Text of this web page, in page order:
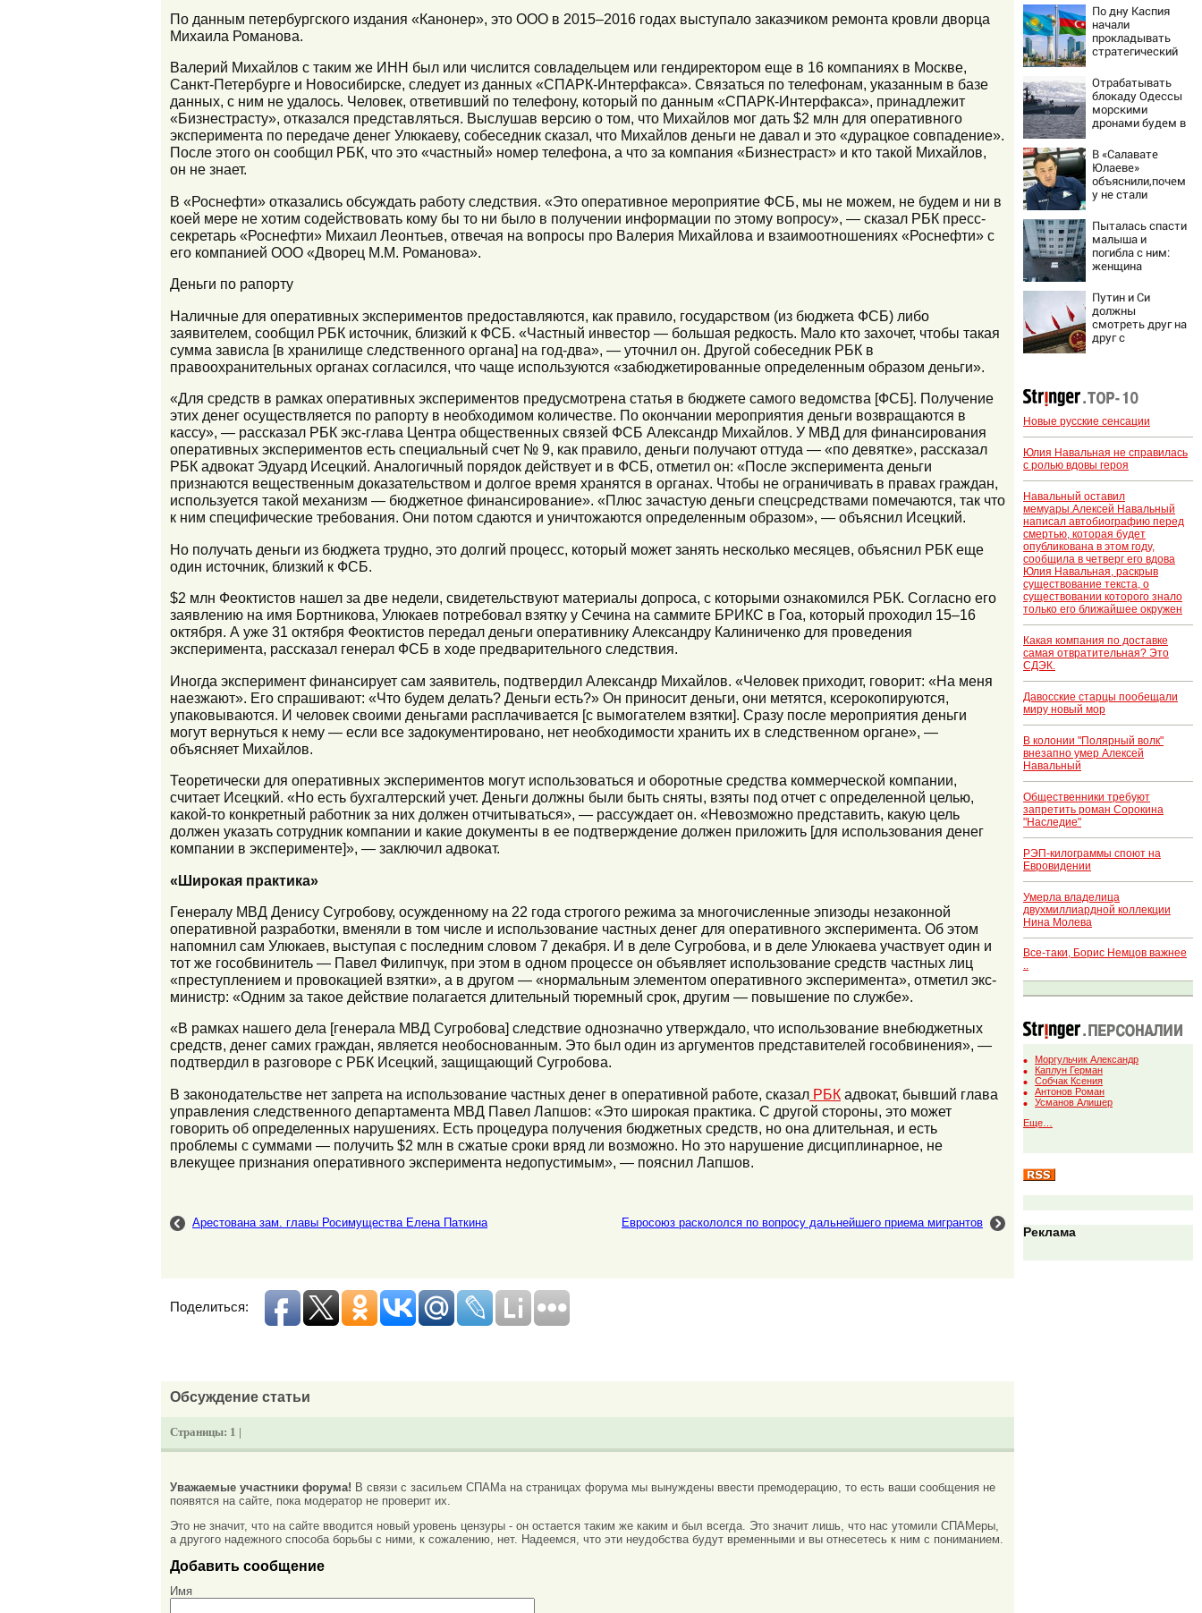
По данным петербургского издания «Канонер», это ООО в 2015–2016 годах выступало заказчиком ремонта кровли дворца
Михаила Романова.
Валерий Михайлов с таким же ИНН был или числится совладельцем или гендиректором еще в 16 компаниях в Москве,
Санкт-Петербурге и Новосибирске, следует из данных «СПАРК-Интерфакса». Связаться по телефонам, указанным в базе
данных, с ним не удалось. Человек, ответивший по телефону, который по данным «СПАРК-Интерфакса», принадлежит
«Бизнестрасту», отказался представляться. Выслушав версию о том, что Михайлов мог дать $2 млн для оперативного
эксперимента по передаче денег Улюкаеву, собеседник сказал, что Михайлов деньги не давал и это «дурацкое совпадение».
После этого он сообщил РБК, что это «частный» номер телефона, а что за компания «Бизнестраст» и кто такой Михайлов,
он не знает.
В «Роснефти» отказались обсуждать работу следствия. «Это оперативное мероприятие ФСБ, мы не можем, не будем и ни в
коей мере не хотим содействовать кому бы то ни было в получении информации по этому вопросу», — сказал РБК пресс-
секретарь «Роснефти» Михаил Леонтьев, отвечая на вопросы про Валерия Михайлова и взаимоотношениях «Роснефти» с
его компанией ООО «Дворец М.М. Романова».
​​Деньги по рапорту
Наличные для оперативных экспериментов предоставляются, как правило, государством (из бюджета ФСБ) либо
заявителем, сообщил РБК источник, близкий к ФСБ. «Частный инвестор — большая редкость. Мало кто захочет, чтобы такая
сумма зависла [в хранилище следственного органа] на год-два», — уточнил он. Другой собеседник РБК в
правоохранительных органах согласился, что чаще используются «забюджетированные определенным образом деньги».
«Для средств в рамках оперативных экспериментов предусмотрена статья в бюджете самого ведомства [ФСБ]. Получение
этих денег осуществляется по рапорту в необходимом количестве. По окончании мероприятия деньги возвращаются в
кассу», — рассказал РБК экс-глава Центра общественных связей ФСБ Александр Михайлов. У МВД для финансирования
оперативных экспериментов есть специальный счет № 9, как правило, деньги получают оттуда — «по девятке», рассказал
РБК адвокат Эдуард Исецкий. Аналогичный порядок действует и в ФСБ, отметил он: «После эксперимента деньги
признаются вещественным доказательством и долгое время хранятся в органах. Чтобы не ограничивать в правах граждан,
используется такой механизм — бюджетное финансирование». «Плюс зачастую деньги спецсредствами помечаются, так что
к ним специфические требования. Они потом сдаются и уничтожаются определенным образом», — объяснил Исецкий.
Но получать деньги из бюджета трудно, это долгий процесс, который может занять несколько месяцев, объяснил РБК еще
один источник, близкий к ФСБ.
$2 млн Феоктистов нашел за две недели, свидетельствуют материалы допроса, с которыми ознакомился РБК. Согласно его
заявлению на имя Бортникова, Улюкаев потребовал взятку у Сечина на саммите БРИКС в Гоа, который проходил 15–16
октября. А уже 31 октября Феоктистов передал деньги оперативнику Александру Калиниченко для проведения
эксперимента, рассказал генерал ФСБ в ходе предварительного следствия.
Иногда эксперимент финансирует сам заявитель, подтвердил Александр Михайлов. «Человек приходит, говорит: «На меня
наезжают». Его спрашивают: «Что будем делать? Деньги есть?» Он приносит деньги, они метятся, ксерокопируются,
упаковываются. И человек своими деньгами расплачивается [с вымогателем взятки]. Сразу после мероприятия деньги
могут вернуться к нему — если все задокументировано, нет необходимости хранить их в следственном органе», —
объясняет Михайлов.
Теоретически для оперативных экспериментов могут использоваться и оборотные средства коммерческой компании,
считает Исецкий. «Но есть бухгалтерский учет. Деньги должны были быть сняты, взяты под отчет с определенной целью,
какой-то конкретный работник за них должен отчитываться», — рассуждает он. «Невозможно представить, какую цель
должен указать сотрудник компании и какие документы в ее подтверждение должен приложить [для использования денег
компании в эксперименте]», — заключил адвокат.​
«Широкая практика»
Генералу МВД Денису Сугробову, осужденному на 22 года строгого режима за многочисленные эпизоды незаконной
оперативной разработки, вменяли в том числе и использование частных денег для оперативного эксперимента. Об этом
напомнил сам Улюкаев, выступая с последним словом 7 декабря. И в деле Сугробова, и в деле Улюкаева участвует один и
тот же гособвинитель — Павел Филипчук, при этом в одном процессе он ​объявляет использование средств частных лиц
«преступлением и провокацией взятки», а в другом — «нормальным элементом оперативного эксперимента», отметил экс-
министр: «Одним за такое действие полагается длительный тюремный срок, другим — повышение по службе».
«В рамках нашего дела [генерала МВД Сугробова] следствие однозначно утверждало, что использование внебюджетных
средств, денег самих граждан, является необоснованным. Это был один из аргументов представителей гособвинения», —
подтвердил в разговоре с РБК Исецкий, защищающий Сугробова.
В законодательстве нет запрета на использование частных денег в оперативной работе, сказал РБК адвокат, бывший глава
управления следственного департамента МВД Павел Лапшов: «Это широкая практика. С другой стороны, это может
говорить об определенных нарушениях. Есть процедура получения бюджетных средств, но она длительная, и есть
проблемы с суммами — получить $2 млн в сжатые сроки вряд ли возможно. Но это нарушение дисциплинарное, не
влекущее признания оперативного эксперимента недопустимым», — пояснил Лапшов.
Арестована зам. главы Росимущества Елена Паткина Евросоюз раскололся по вопросу дальнейшего приема мигрантов
Поделиться:
Обсуждение статьи
Страницы: 1 |
Уважаемые участники форума! В связи с засильем СПАМа на страницах форума мы вынуждены ввести премодерацию, то есть ваши сообщения не
появятся на сайте, пока модератор не проверит их.
Это не значит, что на сайте вводится новый уровень цензуры - он остается таким же каким и был всегда. Это значит лишь, что нас утомили СПАМеры,
а другого надежного способа борьбы с ними, к сожалению, нет. Надеемся, что эти неудобства будут временными и вы отнесетесь к ним с пониманием.
Добавить сообщение
Имя
По дну Каспия
начали
прокладывать
стратегический
Отрабатывать
блокаду Одессы
морскими
дронами будем в
дальше
забраться
адмиралы не
пробовали?
В «Салавате
Юлаеве»
объяснили,почем
у не стали
подписывать
игроков в
межсезонье
Пыталась спасти
малыша и
погибла с ним:
женщина
насмерть на
глазах у детей
06/08/2026 –
Новости
Путин и Си
должны
смотреть друг на
друг с
своим
дипломатам
Новые русские сенсации
Юлия Навальная не справилась
с ролью вдовы героя
Навальный оставил
мемуары.Алексей Навальный
написал автобиографию перед
смертью, которая будет
опубликована в этом году,
сообщила в четверг его вдова
Юлия Навальная, раскрыв
существование текста, о
существовании которого знало
только его ближайшее окружен
Какая компания по доставке
самая отвратительная? Это
СДЭК.
Давосские старцы пообещали
миру новый мор
В колонии "Полярный волк"
внезапно умер Алексей
Навальный
Общественники требуют
запретить роман Сорокина
"Наследие"
РЭП-килограммы споют на
Евровидении
Умерла владелица
двухмиллиардной коллекции
Нина Молева
Все-таки, Борис Немцов важнее
..
Моргульчик Александр
Каплун Герман
Собчак Ксения
Антонов Роман
Усманов Алишер
Еще…
Реклама